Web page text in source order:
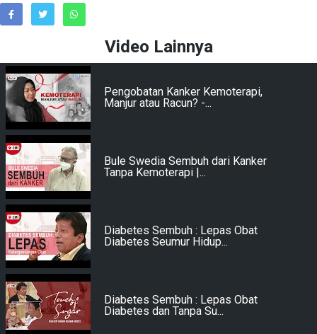
Video Lainnya
Pengobatan Kanker Kemoterapi,
Manjur atau Racun? -...
Bule Swedia Sembuh dari Kanker
Tanpa Kemoterapi |...
Diabetes Sembuh : Lepas Obat
Diabetes Seumur Hidup...
Diabetes Sembuh : Lepas Obat
Diabetes dan Tanpa Su...